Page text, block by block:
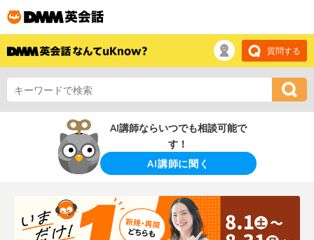
質問する
AI講師ならいつでも相談可能で
す！
AI講師に聞く